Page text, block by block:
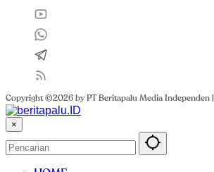
Copyright ©2026 by PT Beritapalu Media Independen
×